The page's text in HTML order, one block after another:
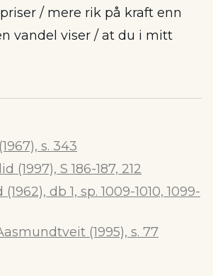
/ mere rik på kraft enn
vandel viser / at du i mitt
s. 343
(1997), S 186-187, 212
db 1, sp. 1009-1010, 1099-
(1995), s. 77